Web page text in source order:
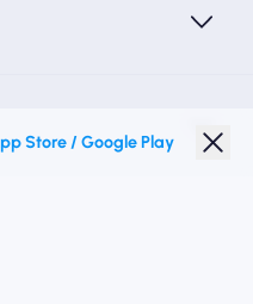
Store / Google Play